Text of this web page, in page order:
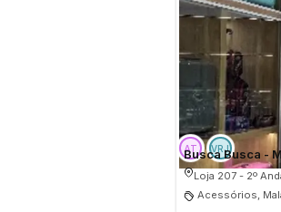
Busca Busca -
Loja 207 - 2º
Acessórios,